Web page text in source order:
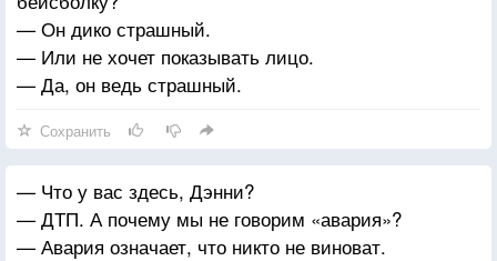
— Он дико страшный.
— Или не хочет показывать лицо.
— Да, он ведь страшный.
Сохранить
— Что у вас здесь, Дэнни?
— ДТП. А почему мы не говорим «авария»?
— Авария означает, что никто не виноват.